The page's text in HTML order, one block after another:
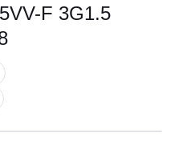
F 3G1.5